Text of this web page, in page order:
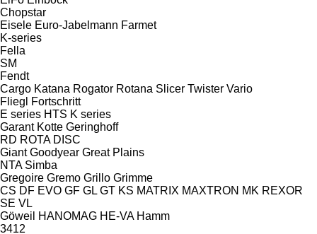
Chopstar
Eisele Euro-Jabelmann Farmet
K-series
Fella
SM
Fendt
Cargo Katana Rogator Rotana Slicer Twister Vario
Fliegl
Fortschritt
E series HTS K series
Garant Kotte Geringhoff
RD ROTA DISC
Giant Goodyear Great Plains
NTA Simba
Gregoire Gremo Grillo Grimme
CS DF EVO GF GL GT KS MATRIX MAXTRON MK REXOR
SE VL
Göweil
HANOMAG HE-VA Hamm
3412